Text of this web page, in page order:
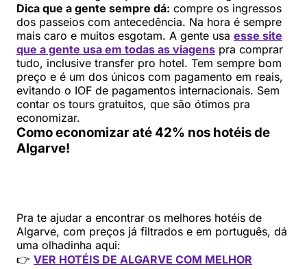
Dica que a gente sempre dá: compre os ingressos
dos passeios com antecedência. Na hora é sempre
mais caro e muitos esgotam. A gente usa esse site
que a gente usa em todas as viagens pra comprar
tudo, inclusive transfer pro hotel. Tem sempre bom
preço e é um dos únicos com pagamento em reais,
evitando o IOF de pagamentos internacionais. Sem
contar os tours gratuitos, que são ótimos pra
economizar.
Como economizar até 42% nos hotéis de
Algarve!
Pra te ajudar a encontrar os melhores hotéis de
Algarve, com preços já filtrados e em português, dá
uma olhadinha aqui:
👉 VER HOTÉIS DE ALGARVE COM MELHOR